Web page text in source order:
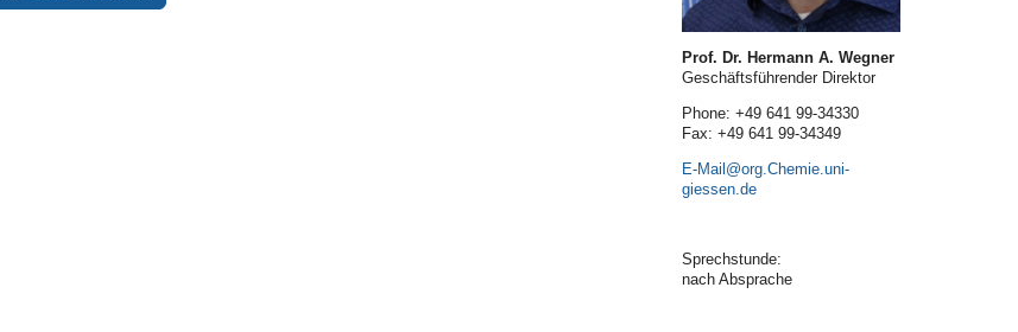
Prof. Dr. Hermann A. Wegner
Geschäftsführender Direktor
Phone: +49 641 99-34330
Fax: +49 641 99-34349
E-Mail
Sprechstunde:
nach Absprache